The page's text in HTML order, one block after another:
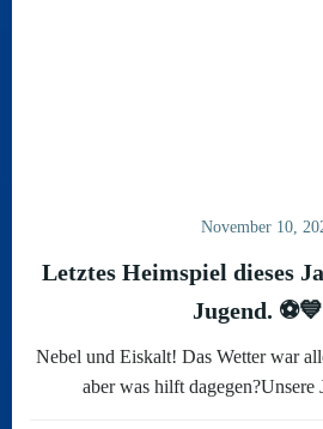
November 10,
Letztes Heimspiel dieses
Jugend.
Nebel und Eiskalt! Das Wetter war
aber was hilft